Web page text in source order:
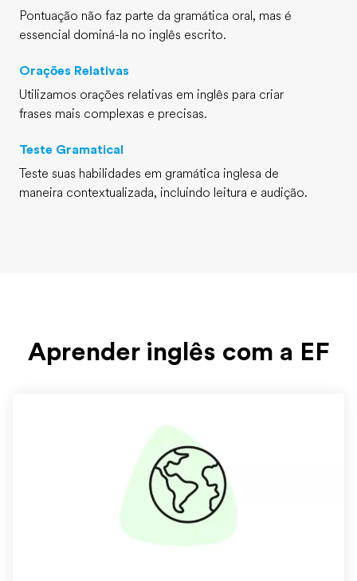
Pontuação não faz parte da gramática oral, mas é
essencial dominá-la no inglês escrito.
Orações Relativas
Utilizamos orações relativas em inglês para criar
frases mais complexas e precisas.
Teste Gramatical
Teste suas habilidades em gramática inglesa de
maneira contextualizada, incluindo leitura e audição.
Aprender inglês com a EF